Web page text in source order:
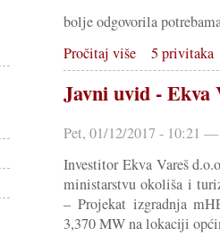
bolje odgovorila
Pročitaj više
5 privitaka
Javni uvid - Ekva
Pet, 01/12/2017 - 10:21
Investitor Ekva Vareš
ministarstvu okoliša i
– Projekat izgradnja
3,370 MW na lokaciji